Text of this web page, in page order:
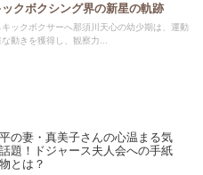
クボクシング界の新星の軌跡
ックボクサーへ那須川天心の幼少期は、運動
動きを獲得し、観察力...
の妻・真美子さんの心温まる気
題！ドジャース夫人会への手紙
とは？